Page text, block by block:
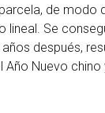
de modo
lineal. Se
después,
Año Nuevo